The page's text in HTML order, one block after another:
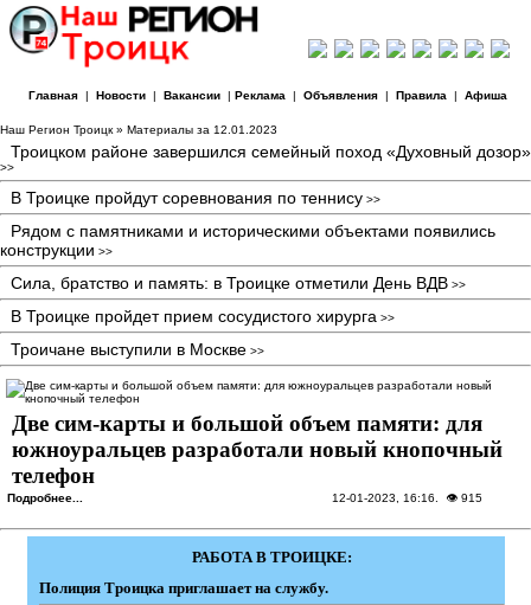
Главная| Новости| Вакансии| Реклама | Объявления| Правила | Афиша
Наш Регион Троицк » Материалы за 12.01.2023
Троицком районе завершился семейный поход «Духовный дозор»
>>
В Троицке пройдут соревнования по теннису >>
Рядом с памятниками и историческими объектами появились
конструкции >>
Сила, братство и память: в Троицке отметили День ВДВ >>
В Троицке пройдет прием сосудистого хирурга >>
Троичане выступили в Москве >>
Две сим-карты и большой объем памяти: для
южноуральцев разработали новый кнопочный
телефон
Подробнее... 12-01-2023, 16:16 . 👁 915
РАБОТА В ТРОИЦКЕ:
Полиция Троицка приглашает на службу.